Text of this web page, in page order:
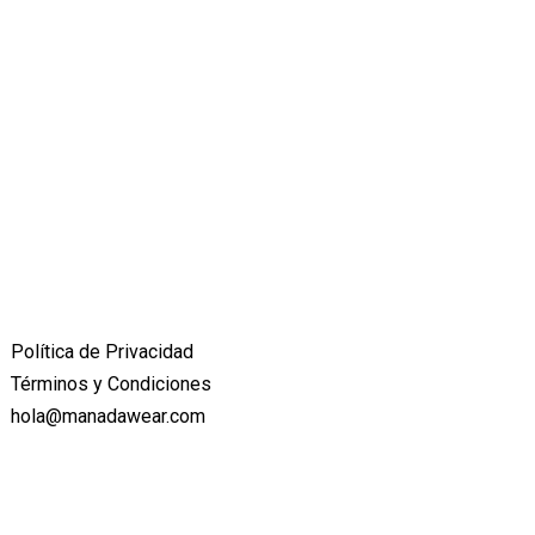
Política de Privacidad
Términos y Condiciones
hola@manadawear.com